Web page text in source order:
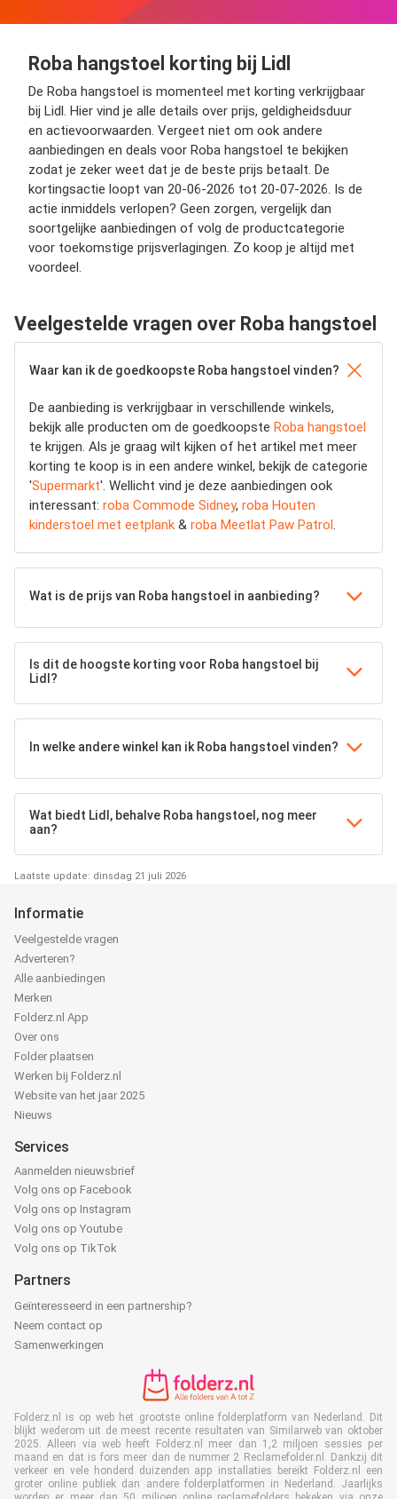
Roba hangstoel korting bij Lidl
De Roba hangstoel is momenteel met korting verkrijgbaar
bij Lidl. Hier vind je alle details over prijs, geldigheidsduur
en actievoorwaarden. Vergeet niet om ook andere
aanbiedingen en deals voor Roba hangstoel te bekijken
zodat je zeker weet dat je de beste prijs betaalt. De
kortingsactie loopt van 20-06-2026 tot 20-07-2026. Is de
actie inmiddels verlopen? Geen zorgen, vergelijk dan
soortgelijke aanbiedingen of volg de productcategorie
voor toekomstige prijsverlagingen. Zo koop je altijd met
voordeel.
Veelgestelde vragen over Roba hangstoel
Waar kan ik de goedkoopste Roba hangstoel vinden?
De aanbieding is verkrijgbaar in verschillende winkels,
bekijk alle producten om de goedkoopste Roba hangstoel
te krijgen. Als je graag wilt kijken of het artikel met meer
korting te koop is in een andere winkel, bekijk de categorie
'Supermarkt'. Wellicht vind je deze aanbiedingen ook
interessant: roba Commode Sidney, roba Houten
kinderstoel met eetplank & roba Meetlat Paw Patrol.
Wat is de prijs van Roba hangstoel in aanbieding?
Is dit de hoogste korting voor Roba hangstoel bij
Lidl?
In welke andere winkel kan ik Roba hangstoel vinden?
Wat biedt Lidl, behalve Roba hangstoel, nog meer
aan?
Laatste update: dinsdag 21 juli 2026
Informatie
Veelgestelde vragen
Adverteren?
Alle aanbiedingen
Merken
Folderz.nl App
Over ons
Folder plaatsen
Werken bij Folderz.nl
Website van het jaar 2025
Nieuws
Services
Aanmelden nieuwsbrief
Volg ons op Facebook
Volg ons op Instagram
Volg ons op Youtube
Volg ons op TikTok
Partners
Geïnteresseerd in een partnership?
Neem contact op
Samenwerkingen
Folderz.nl is op web het grootste online folderplatform van Nederland. Dit
blijkt wederom uit de meest recente resultaten van Similarweb van oktober
2025. Alleen via web heeft Folderz.nl meer dan 1,2 miljoen sessies per
maand en dat is fors meer dan de nummer 2 Reclamefolder.nl. Dankzij dit
verkeer en vele honderd duizenden app installaties bereikt Folderz.nl een
groter online publiek dan andere folderplatformen in Nederland. Jaarlijks